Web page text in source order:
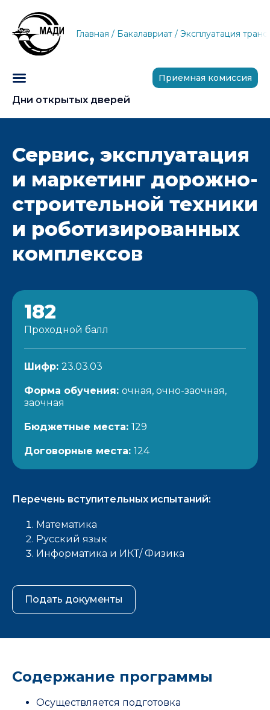
Главная / Бакалавриат/ Эксплуатация
Дни открытых дверей
Приемная комиссия
Сервис, эксплуатация
и маркетинг дорожно-
строительной техники
и роботизированных
комплексов
Перечень вступительных испытаний:
Математика
Русский язык
Информатика и ИКТ/ Физика
Подать документы
182
Проходной балл
Шифр: 23.03.03
Форма обучения: очная, очно-заочная,
заочная
Бюджетные места: 129
Договорные места: 124
Содержание программы
Осуществляется подготовка